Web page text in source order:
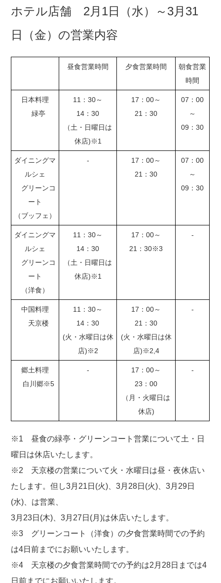
ホテル店舗 2月1日（水）～3月31
日（金）の営業内容
昼食営業時間 夕食営業時間
朝食営業
時間
日本料理
緑亭
11：30～
14：30
（土・日曜日は
休店)※1
17：00～
21：30
07：00
～
09：30
ダイニングマ
ルシェ
グリーンコ
ート
（ブッフェ）
-
17：00～
21：30
07：00
～
09：30
ダイニングマ
ルシェ
グリーンコ
ート
（洋食）
11：30～
14：30
（土・日曜日は
休店)※1
17：00～
21：30※3
-
中国料理
天京楼
11：30～
14：30
(火・水曜日は休
店)※2
17：00～
21：30
(火・水曜日は休
店)※2,4
-
郷土料理
白川郷※5
-
17：00～
23：00
（月・火曜日は
休店)
-
※1 昼食の緑亭・グリーンコート営業について土・日
曜日は休店いたします。
※2 天京楼の営業について火・水曜日は昼・夜休店い
たします。但し3月21日(火)、3月28日(火)、3月29日
(水)、は営業、
3月23日(木)、3月27日(月)は休店いたします。
※3 グリーンコート（洋食）の夕食営業時間での予約
は4日前までにお願いいたします。
※4 天京楼の夕食営業時間での予約は2月28日までは4
日前までにお願いいたします。